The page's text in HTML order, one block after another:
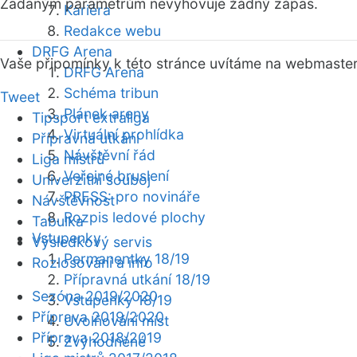
Kariéra
Redakce webu
DRFG Arena
DRFG Arena
Schéma tribun
Plánek areny
Virtuální prohlídka
Návštěvní řád
Veřejné bruslení
PRESS: pro novináře
Rozpis ledové plochy
Vstupenky
Permanentky 18/19
Přípravná utkání 18/19
Vstupenky 18/19
Uvolňování míst
Zvýhodněné
Zadaným parametrům nevyhovuje žádný zápas.
Vaše připomínky k této stránce uvítáme na webmaster
Tweet
Tipsport extraliga
Přípravná utkání
Liga mistrů
Univerzitní souboj
Návštěvnost
Tabulka
Výsledkový servis
Rozlosování a info
Sezóna 2019/2020
Příprava 2019/2020
Příprava 2018/2019